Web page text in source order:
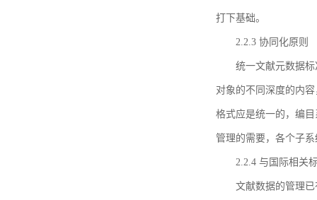
打下基础。
2.2.3 协同化原则
统一文献元数据
对象的不同深度的内
格式应是统一的，编
管理的需要，各个子
2.2.4 与国际相关
文献数据的管理